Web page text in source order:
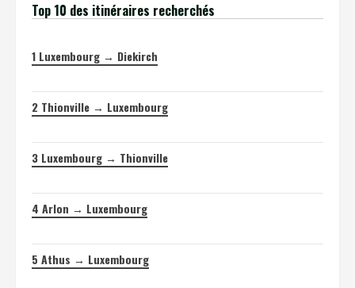
Top 10 des itinéraires recherchés
1 Luxembourg → Diekirch
2 Thionville → Luxembourg
3 Luxembourg → Thionville
4 Arlon → Luxembourg
5 Athus → Luxembourg